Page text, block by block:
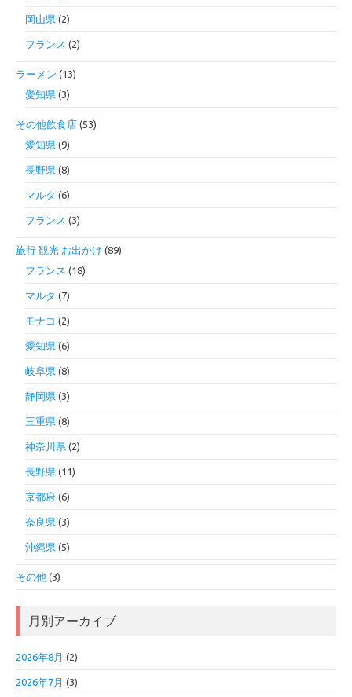
岡山県 (2)
フランス (2)
ラーメン (13)
愛知県 (3)
その他飲食店 (53)
愛知県 (9)
長野県 (8)
マルタ (6)
フランス (3)
旅行 観光 お出かけ (89)
フランス (18)
マルタ (7)
モナコ (2)
愛知県 (6)
岐阜県 (8)
静岡県 (3)
三重県 (8)
神奈川県 (2)
長野県 (11)
京都府 (6)
奈良県 (3)
沖縄県 (5)
その他 (3)
月別アーカイブ
2026年8月 (2)
2026年7月 (3)